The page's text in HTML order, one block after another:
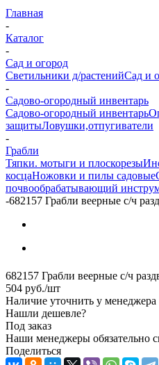
Главная
-
Каталог
-
Сад и огород
Светильники д/растенийСад и
-
Садово-огородный инвентарь
Садово-огородный инвентарь
защитыЛовушки,отпугиватели
-
Грабли
Тяпки. мотыги и плоскорезы
косцаНожовки и пилы садовые
почвообрабатывающий
-682157 Грабли веерные с/ч
682157 Грабли веерные с/ч
504 руб./шт
Наличие уточнить у менеджера
Нашли дешевле?
Под заказ
Наши менеджеры обязательно
Поделиться